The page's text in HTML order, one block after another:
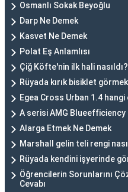
Osmanlı Sokak Beyoğlu
Darp Ne Demek
Kasvet Ne Demek
Polat Eş Anlamlısı
Çiğ Köfte'nin ilk hali nasıldı?
Rüyada kırık bisiklet
Egea Cross Urban 1.4
A serisi AMG Blueefficiency
Alarga Etmek Ne Demek
Marshall gelin teli rengi
Rüyada kendini işyerinde
Öğrencilerin Sorunlarını
Cevabı